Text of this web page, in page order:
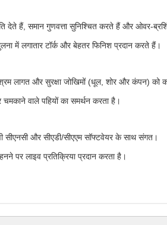
देते हैं, समान गुणवत्ता सुनिश्चित करते हैं और ओवर-
में लगातार टॉर्क और बेहतर फिनिश प्रदान करते हैं।
लागत और सुरक्षा जोखिमों (धूल, शोर और कंपन) को
वाले पहियों का समर्थन करता है।
और सीएडी/सीएएम सॉफ्टवेयर के साथ संगत।
पर लाइव प्रतिक्रिया प्रदान करता है।